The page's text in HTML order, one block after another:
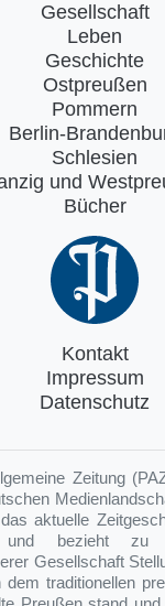
Gesellschaft
Leben
Geschichte
Ostpreußen
Pommern
Berlin-
Schlesien
und
Bücher
Kontakt
Impressum
Datenschutz
Zeitung
aktuelle
bezieht zu
Gesellschaft
traditionellen